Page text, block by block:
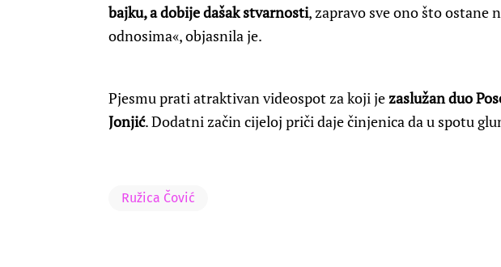
bajku, a dobije dašak stvarnosti, zapravo sve ono što ostane
odnosima«, objasnila je.
Pjesmu prati atraktivan videospot za koji jezaslužan duo
Jonjić. Dodatni začin cijeloj priči daje činjenica da u spotu
Ružica Čović